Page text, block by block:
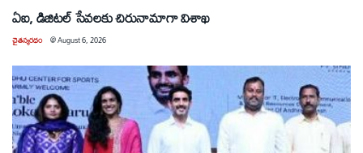
ఏఐ, డిజిటల్ సేవలకు చిరునామాగా విశాఖ
చైతన్యరధం @August 6, 2026